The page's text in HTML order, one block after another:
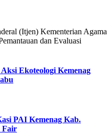
(Itjen) Kementerian Agama
dan Evaluasi
Ekoteologi Kemenag
PAI Kemenag Kab.
Fair